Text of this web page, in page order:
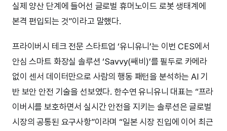
실제 양산 단계에 들어선 글로벌 휴머노이드 로봇 생태계에
본격 편입되는 것”이라고 말했다.
프라이버시 테크 전문 스타트업 ‘유니유니’는 이번 CES에서
안심 스마트 화장실 솔루션 ‘Savvy(쌔비)’를 필두로 카메라
없이 센서 데이터만으로 사람의 행동 패턴을 분석하는 AI 기
반 보안 안전 기술을 선보였다. 한수연 유니유니 대표는 “프라
이버시를 보호하면서 실시간 안전을 지키는 솔루션은 글로벌
시장의 공통된 요구사항”이라며 “일본 시장 진입에 이어 최근